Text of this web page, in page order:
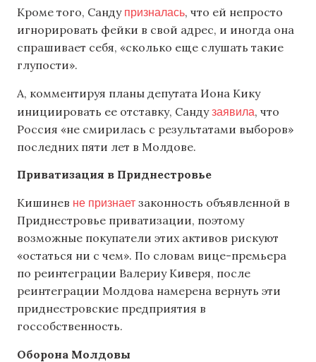
Кроме того, Санду призналась, что ей непросто
игнорировать фейки в свой адрес, и иногда она
спрашивает себя, «сколько еще слушать такие
глупости».
А, комментируя планы депутата Иона Кику
инициировать ее отставку, Сандузаявила, что
Россия «не смирилась с результатами выборов»
последних пяти лет в Молдове.
Приватизация в Приднестровье
Кишинев не признает законность объявленной в
Приднестровье приватизации, поэтому
возможные покупатели этих активов рискуют
«остаться ни с чем». По словам вице-премьера
по реинтеграции Валериу Киверя, после
реинтеграции Молдова намерена вернуть эти
приднестровские предприятия в
госсобственность.
Оборона Молдовы